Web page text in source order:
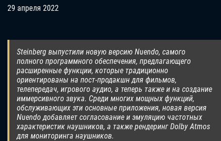
29 апреля 2022
Steinberg выпустили новую версию Nuendo, самого
полного программного обеспечения, предлагающего
расширенные функции, которые традиционно
ориентированы на пост-продакшн для фильмов,
телепередач, игрового аудио, а теперь также и на создание
иммерсивного звука. Среди многих мощных функций,
обслуживающих эти основные приложения, новая версия
Nuendo добавляет согласование и эмуляцию частотных
характеристик наушников, а также рендеринг Dolby Atmos
для мониторинга наушников.